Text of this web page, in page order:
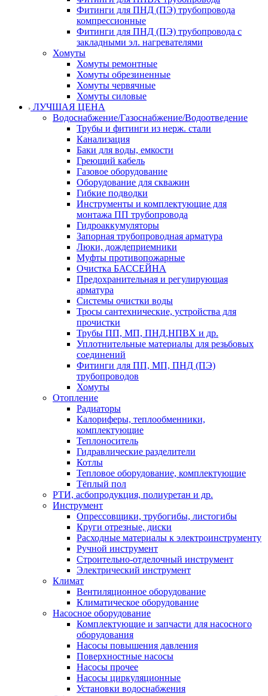
Фитинги для ПНД (ПЭ) трубопровода
компрессионные
Фитинги для ПНД (ПЭ) трубопровода с
закладными эл. нагревателями
Хомуты
Хомуты ремонтные
Хомуты обрезиненные
Хомуты червячные
Хомуты силовые
ЛУЧШАЯ ЦЕНА
Водоснабжение/Газоснабжение/Водоотведение
Трубы и фитинги из нерж. стали
Канализация
Баки для воды, емкости
Греющий кабель
Газовое оборудование
Оборудование для скважин
Гибкие подводки
Инструменты и комплектующие для
монтажа ПП трубопровода
Гидроаккумуляторы
Запорная трубопроводная арматура
Люки, дождеприемники
Муфты противопожарные
Очистка БАССЕЙНА
Предохранительная и регулирующая
арматура
Системы очистки воды
Тросы сантехнические, устройства для
прочистки
Трубы ПП, МП, ПНД,НПВХ и др.
Уплотнительные материалы для резьбовых
соединений
Фитинги для ПП, МП, ПНД (ПЭ)
трубопроводов
Хомуты
Отопление
Радиаторы
Калориферы, теплообменники,
комплектующие
Теплоноситель
Гидравлические разделители
Котлы
Тепловое оборудование, комплектующие
Тёплый пол
РТИ, асбопродукция, полиуретан и др.
Инструмент
Опрессовщики, трубогибы, листогибы
Круги отрезные, диски
Расходные материалы к электроинструменту
Ручной инструмент
Строительно-отделочный инструмент
Электрический инструмент
Климат
Вентиляционное оборудование
Климатическое оборудование
Насосное оборудование
Комплектующие и запчасти для насосного
оборудования
Насосы повышения давления
Поверхностные насосы
Насосы прочее
Насосы циркуляционные
Установки водоснабжения